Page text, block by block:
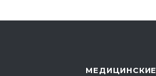
МЕДИЦИНСКИЕ